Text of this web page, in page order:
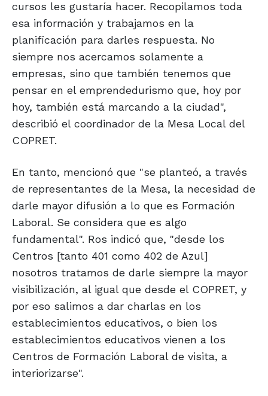
cursos les gustaría hacer. Recopilamos toda
esa información y trabajamos en la
planificación para darles respuesta. No
siempre nos acercamos solamente a
empresas, sino que también tenemos que
pensar en el emprendedurismo que, hoy por
hoy, también está marcando a la ciudad",
describió el coordinador de la Mesa Local del
COPRET.
En tanto, mencionó que "se planteó, a través
de representantes de la Mesa, la necesidad de
darle mayor difusión a lo que es Formación
Laboral. Se considera que es algo
fundamental". Ros indicó que, "desde los
Centros [tanto 401 como 402 de Azul]
nosotros tratamos de darle siempre la mayor
visibilización, al igual que desde el COPRET, y
por eso salimos a dar charlas en los
establecimientos educativos, o bien los
establecimientos educativos vienen a los
Centros de Formación Laboral de visita, a
interiorizarse".